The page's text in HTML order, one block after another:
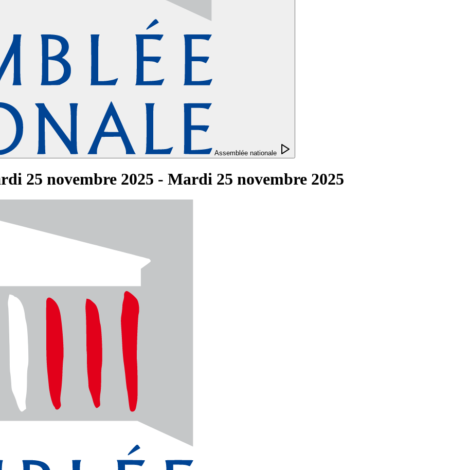
Assemblée nationale
25 novembre 2025 - Mardi 25 novembre 2025